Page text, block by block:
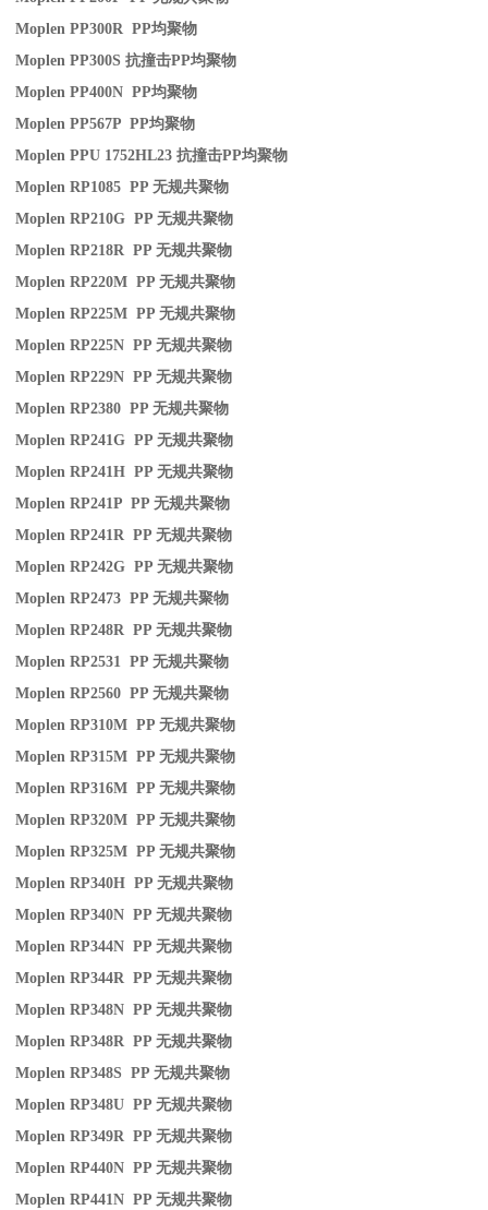
Moplen PP300R PP均聚物
Moplen PP300S抗撞击PP均聚物
Moplen PP400N PP均聚物
Moplen PP567P PP均聚物
Moplen PPU 1752HL23抗撞击PP均聚物
Moplen RP1085 PP无规共聚物
Moplen RP210G PP无规共聚物
Moplen RP218R PP无规共聚物
Moplen RP220M PP无规共聚物
Moplen RP225M PP无规共聚物
Moplen RP225N PP无规共聚物
Moplen RP229N PP无规共聚物
Moplen RP2380 PP无规共聚物
Moplen RP241G PP无规共聚物
Moplen RP241H PP无规共聚物
Moplen RP241P PP无规共聚物
Moplen RP241R PP无规共聚物
Moplen RP242G PP无规共聚物
Moplen RP2473 PP无规共聚物
Moplen RP248R PP无规共聚物
Moplen RP2531 PP无规共聚物
Moplen RP2560 PP无规共聚物
Moplen RP310M PP无规共聚物
Moplen RP315M PP无规共聚物
Moplen RP316M PP无规共聚物
Moplen RP320M PP无规共聚物
Moplen RP325M PP无规共聚物
Moplen RP340H PP无规共聚物
Moplen RP340N PP无规共聚物
Moplen RP344N PP无规共聚物
Moplen RP344R PP无规共聚物
Moplen RP348N PP无规共聚物
Moplen RP348R PP无规共聚物
Moplen RP348S PP无规共聚物
Moplen RP348U PP无规共聚物
Moplen RP349R PP无规共聚物
Moplen RP440N PP无规共聚物
Moplen RP441N PP无规共聚物